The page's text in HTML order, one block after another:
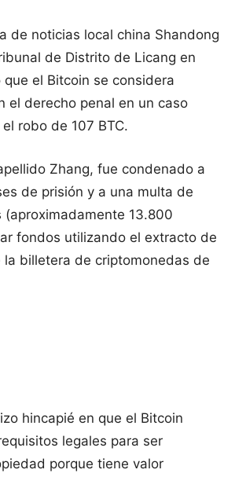
de noticias local china Shandong
de Distrito de Licang en
el Bitcoin se considera
el derecho penal en un caso
robo de 107 BTC.
Zhang, fue condenado a
de prisión y a una multa de
(aproximadamente 13.800
fondos utilizando el extracto de
la billetera de criptomonedas de
hincapié en que el Bitcoin
legales para ser
porque tiene valor